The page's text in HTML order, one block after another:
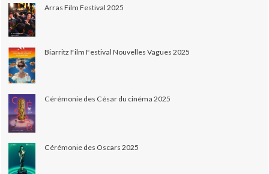
Arras Film Festival 2025
Biarritz Film Festival Nouvelles Vagues 2025
Cérémonie des César du cinéma 2025
Cérémonie des Oscars 2025